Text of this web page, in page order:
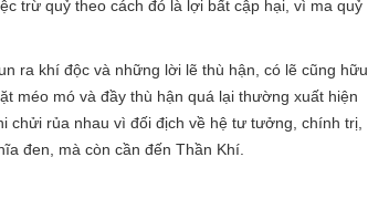
trừ quỷ theo cách đó là lợi bất cập hại, vì ma quỷ
ra khí độc và những lời lẽ thù hận, có lẽ cũng hữu
méo mó và đầy thù hận quá lại thường xuất hiện
chửi rủa nhau vì đối địch về hệ tư tưởng, chính trị,
đen, mà còn cần đến Thần Khí.